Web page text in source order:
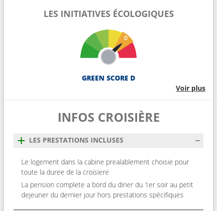
LES INITIATIVES ÉCOLOGIQUES
GREEN SCORE D
Voir plus
INFOS CROISIÈRE
LES PRESTATIONS INCLUSES
Le logement dans la cabine prealablement choisie pour
toute la duree de la croisiere
La pension complete a bord du diner du 1er soir au petit
dejeuner du dernier jour hors prestations spécifiques